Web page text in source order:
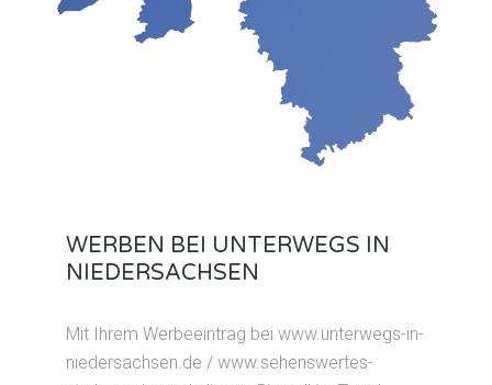
WERBEN BEI UNTERWEGS IN
NIEDERSACHSEN
Mit Ihrem Werbeeintrag bei www.unterwegs-in-
niedersachsen.de / www.sehenswertes-